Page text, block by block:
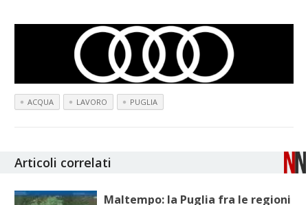
ACQUA LAVORO PUGLIA
Articoli correlati
Maltempo: la Puglia fra le regioni